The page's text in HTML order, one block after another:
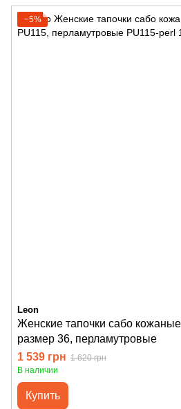
−5%
Leon
Женские тапочки сабо
размер 36, перламутровые
1 539 грн 1 620 грн
В наличии
Купить